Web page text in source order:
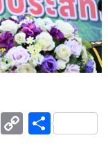
Pi C S